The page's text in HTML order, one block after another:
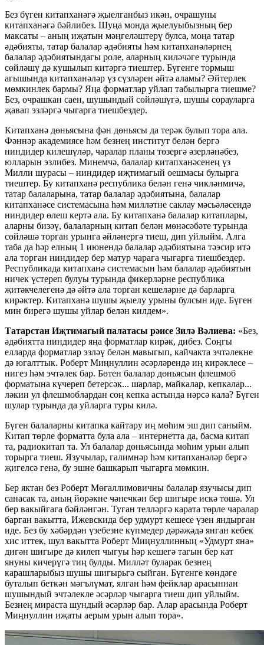
Без бүген китапханәгә җыелганбыз икән, очрашуны
китапханәгә бәйлибез. Шуңа монда җыелуыбызның бер
максаты – аның иҗатын мәңгеләштерү булса, моңа татар
әдәбияты, татар балалар әдәбияты һәм китапханәләрнең
балалар әдәбиятындагы роле, аларның киләчәге турында
сөйләшү дә кушылып китәргә тиештер. Бүгенге тормыш
агышында китапханәләр үз сүзләрен әйтә аламы? Әйтерлек
мөмкинлек бармы? Яңа форматлар уйлап табылырга тиешме?
Без, очрашкан саен, шушындый сөйләшүгә, шушы сорауларга
җавап эзләргә чыгарга тиешбездер.
Китапханә дөньясына фән дөньясы да терәк булып тора ала.
Фәннәр академиясе һәм безнең институт белән бергә
ниндидер килешүләр, чаралар планы төзергә әзерләнәбез,
юлларын эзлибез. Минемчә, балалар китапханәсенең үз
Милли шурасы – ниндидер иҗтимагый оешмасы булырга
тиештер. Бу китапханә республика белән генә чикләнмичә,
татар балаларына, татар балалар әдәбиятына, балалар
китапханәсе системасына һәм милләтне саклау мәсьәләсендә
ниндидер өлеш кертә ала. Бу китапханә балалар китаплары,
аларны бизәү, балаларның китап белән мөнәсәбәте турында
сөйләшә торган урынга әйләнергә тиеш, дип уйлыйм. Алга
таба да һәр елның 1 июнендә балалар әдәбиятына тәэсир итә
ала торган ниндидер бер матур чарага чыгарга тиешбездер.
Республикада китапханә системасын һәм балалар әдәбиятын
ничек үстереп булуы турында фикерләрне республика
җитәкчелегенә дә әйтә ала торган кешеләрне дә барларга
кирәктер. Китапханә шушы җыелу урыны булсын иде. Бүген
мин бирегә шушы уйлар белән килдем».
Татарстан Иҗтимагый палатасы рәисе Зилә Вәлиева: «Без,
әдәбиятта ниндидер яңа форматлар кирәк, дибез. Соңгы
елларда форматлар эзләү белән мавыгып, кайчакта эчтәлекне
дә югалттык. Роберт Миңнуллин әсәрләрендә иң кирәклесе –
нигез һәм эчтәлек бар. Бөтен балалар дөньясын флешмоб
форматына күчереп бетерсәк... шарлар, майкалар, кепкалар...
ләкин ул флешмоблардан соң кепка астында нәрсә кала? Бүген
шулар турында да уйларга туры килә.
Бүген балаларны китапка кайтару иң мөһим эш дип саныйм.
Китап төрле форматта була ала – интернетта да, басма китап
та, радиокитап та. Ул балалар дөньясында мөһим урын алып
торырга тиеш. Язучылар, галимнәр һәм китапханәләр бергә
җигелсә генә, бу эшне башкарып чыгарга мөмкин.
Бер яктан без Роберт Мөгаллимовичны балалар язучысы дип
санасак та, аның йөрәкне чәнечкән бер шигыре искә төшә. Ул
бер вакыйгага бәйләнгән. Туган телләргә карата төрле чаралар
барган вакытта, Ижевскида бер удмурт кешесе үзен яндырган
иде. Без бу хәбәрдән үзебезне күпмедер дәрәҗәдә янган кебек
хис иттек, шул вакытта Роберт Миңнуллинның «Удмурт яна»
дигән шигыре дә килеп чыгуы һәр кешегә тагын бер кат
януны кичерүгә тиң булды. Милләт буларак безнең
карашларыбыз шушы шигырьгә сыйган. Бүгенге көндәге
буталып беткән мәгълүмат, ялган һәм фейклар арасыннан
шушындый эчтәлекле әсәрләр чыгарга тиеш дип уйлыйм.
Безнең мираста шундый әсәрләр бар. Алар арасында Роберт
Миңнуллин иҗаты аерым урын алып тора».